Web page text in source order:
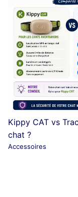
Kippy CAT vs
chat ?
Accessoires